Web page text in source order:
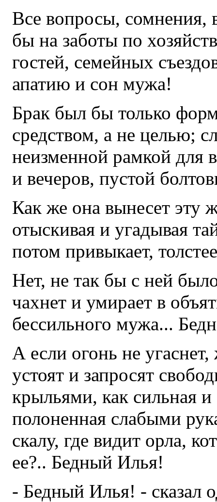
Все вопросы, сомнения,
бы на заботы по
гостей, семейных
апатию и сон мужа!
Брак был бы только
средством, а не целью;
неизменной рамкой для
и вечеров, пустой
Как же она вынесет эту
отыскивая и угадывая
потом привыкает,
Нет, не так бы с ней
чахнет и умирает в
бессильного мужа...
А если огонь не
устоят и запросят
крыльями, как сильная
полоненная слабыми
скалу, где видит орла,
ее?.. Бедный Илья!
- Бедный Илья! - сказал